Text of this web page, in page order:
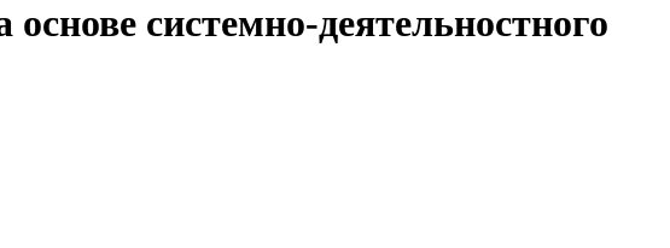
системно-деятельностного